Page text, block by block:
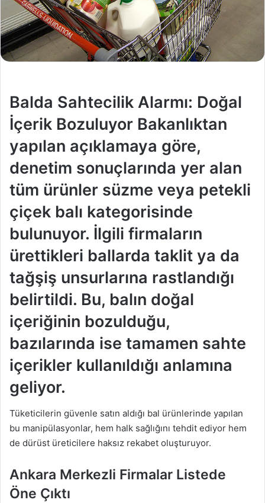
Balda Sahtecilik Alarmı: Doğal
İçerik Bozuluyor Bakanlıktan
yapılan açıklamaya göre,
denetim sonuçlarında yer alan
tüm ürünler süzme veya petekli
çiçek balı kategorisinde
bulunuyor. İlgili firmaların
ürettikleri ballarda taklit ya da
tağşiş unsurlarına rastlandığı
belirtildi. Bu, balın doğal
içeriğinin bozulduğu,
bazılarında ise tamamen sahte
içerikler kullanıldığı anlamına
geliyor.
Tüketicilerin güvenle satın aldığı bal ürünlerinde yapılan
bu manipülasyonlar, hem halk sağlığını tehdit ediyor hem
de dürüst üreticilere haksız rekabet oluşturuyor.
Ankara Merkezli Firmalar Listede
Öne Çıktı